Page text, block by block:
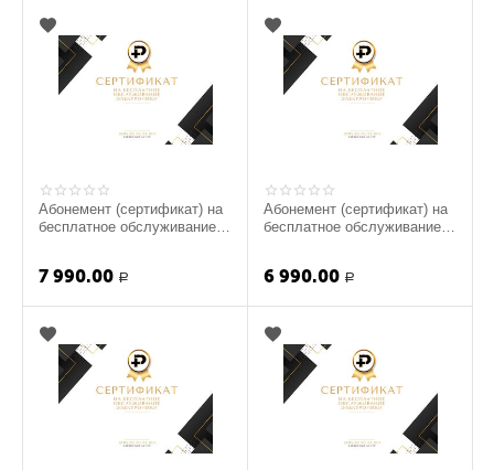
Абонемент (сертификат) на
бесплатное обслуживание
7 990.00 Р
Абонемент (сертификат) на
бесплатное обслуживание
6 990.00 Р